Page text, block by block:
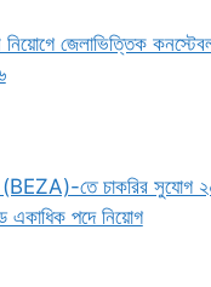
নিয়োগে জেলাভিত্তিক
(BEZA)-তে চাকরির সুযোগ
একাধিক পদে নিয়োগ